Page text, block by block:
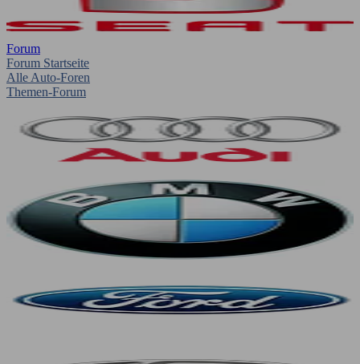
Forum
Forum Startseite
Alle Auto-Foren
Themen-Forum